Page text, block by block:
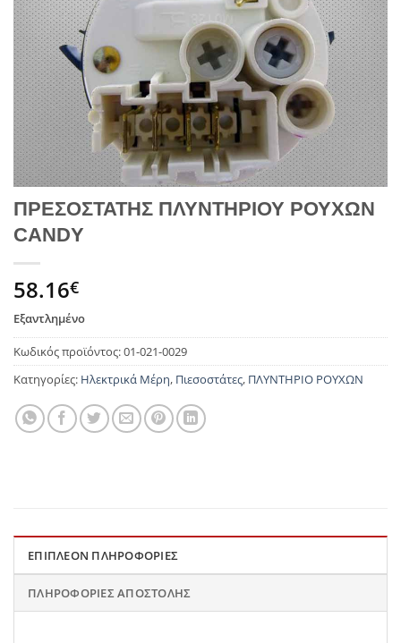
ΠΡΕΣΟΣΤΑΤΗΣ ΠΛΥΝΤΗΡΙΟΥ ΡΟΥΧΩΝ
CANDY
58.16€
Εξαντλημένο
Κωδικός προϊόντος:01-021-0029
Κατηγορίες: Ηλεκτρικά Μέρη, Πιεσοστάτες, ΠΛΥΝΤΗΡΙΟ ΡΟΥΧΩΝ
ΕΠΙΠΛΈΟΝ ΠΛΗΡΟΦΟΡΊΕΣ
ΠΛΗΡΟΦΟΡΊΕΣ ΑΠΟΣΤΟΛΉΣ